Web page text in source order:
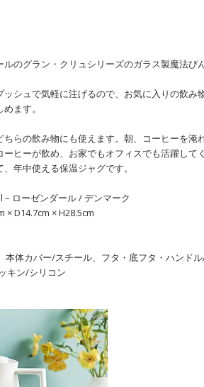
のグラン・クリュシリーズのガラス製魔法び
ッシュで気軽に注げるので、お気に入りの飲み
ます。
らの飲み物にも使えます。朝、コーヒーを淹
ーヒーが飲め、お家でもオフィスでも活躍して
年中使える保温ジャグです。
ローゼンダール / デンマーク
× D14.7cm × H28.5cm
本体カバー/スチール、フタ・底フタ・ハンド
キン/シリコン